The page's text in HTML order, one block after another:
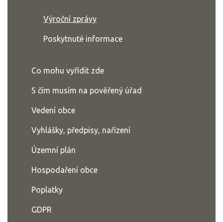
Výroční zprávy
Poskytnuté informace
Co mohu vyřídit zde
S čím musím na pověřený úřad
Vedení obce
Vyhlášky, předpisy, nařízení
Územní plán
Hospodaření obce
Poplatky
GDPR